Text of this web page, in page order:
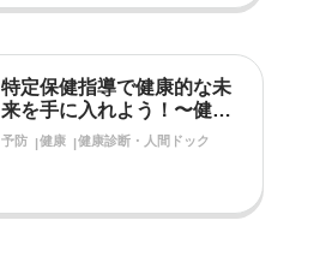
特定保健指導で健康的な未
来を手に入れよう！〜健診
結果で生活習慣の改善が必
要だと言われたあなたへ〜
予防 健康 健康診断・人間ドック